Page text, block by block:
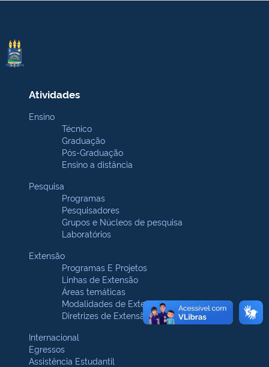
Atividades
Ensino
Técnico
Graduação
Pós-Graduação
Ensino a distância
Pesquisa
Programas
Pesquisadores
Grupos e Núcleos de pesquisa
Laboratórios
Extensão
Programas E Projetos
Linhas de Extensão
Áreas temáticas
Modalidades de Extensão
Diretrizes de Extensão
Internacional
Egressos
Assistência Estudantil